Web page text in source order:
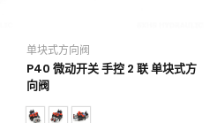
单块式方向阀
P40 微动开关 手控 2 联 单块式方
向阀